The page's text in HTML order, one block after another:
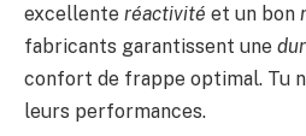
excellente réactivité et un bon
fabricants garantissent une
confort de frappe optimal. Tu
leurs performances.